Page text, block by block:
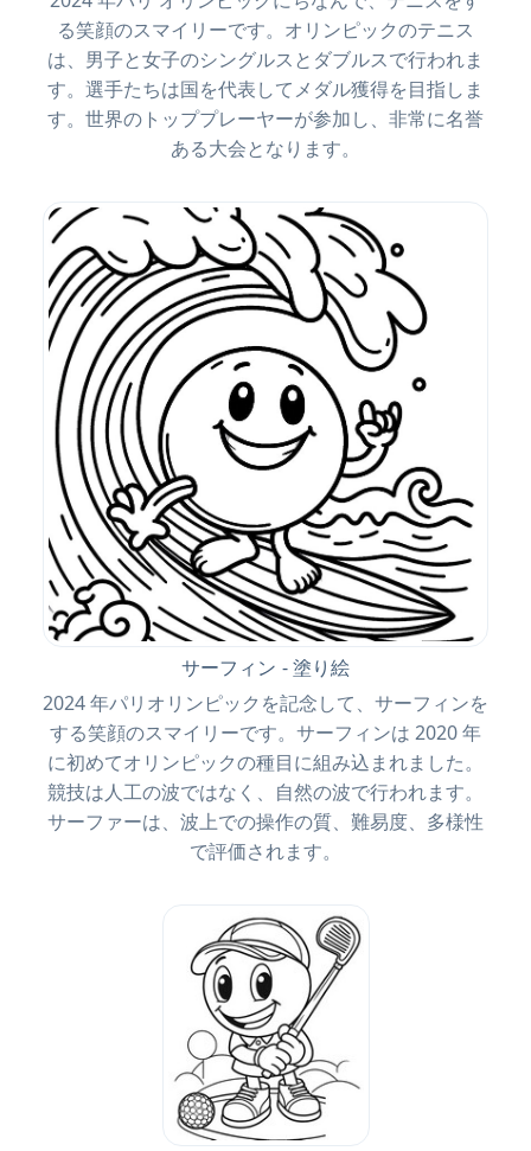
る笑顔のスマイリーです。オリンピックのテニス
は、男子と女子のシングルスとダブルスで行われま
す。選手たちは国を代表してメダル獲得を目指しま
す。世界のトッププレーヤーが参加し、非常に名誉
ある大会となります。
サーフィン - 塗り絵
2024 年パリオリンピックを記念して、サーフィンを
する笑顔のスマイリーです。サーフィンは 2020 年
に初めてオリンピックの種目に組み込まれました。
競技は人工の波ではなく、自然の波で行われます。
サーファーは、波上での操作の質、難易度、多様性
で評価されます。